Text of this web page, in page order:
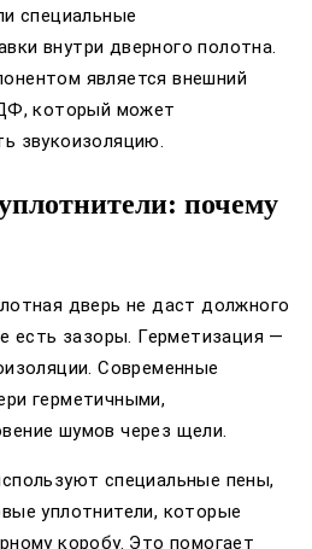
специальные
внутри дверного полотна.
является внешний
который может
звукоизоляцию.
почему
дверь не даст должного
есть зазоры. Герметизация —
Современные
герметичными,
шумов через щели.
специальные пены,
уплотнители, которые
коробу. Это помогает